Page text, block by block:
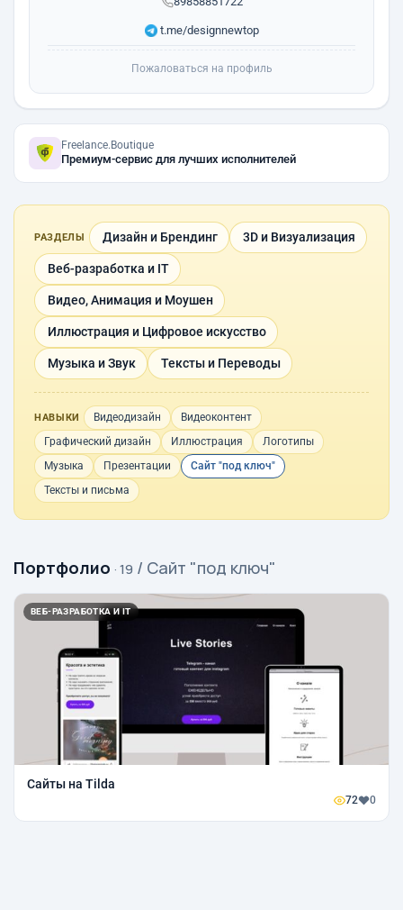
t.me/designnewtop
Пожаловаться на профиль
Freelance.Boutique
Премиум-сервис для лучших исполнителей
РАЗДЕЛЫ Дизайн и Брендинг 3D и Визуализация
Веб-разработка и IT
Видео, Анимация и Моушен
Иллюстрация и Цифровое искусство
Музыка и Звук Тексты и Переводы
НАВЫКИ Видеодизайн
Видеоконтент
Графический дизайн
Иллюстрация
Логотипы
Музыка
Презентации
Сайт "под ключ"
Тексты и письма
Портфолио · 19 / Сайт "под ключ"
ВЕБ-РАЗРАБОТКА И IT
Сайты на Tilda
72 0